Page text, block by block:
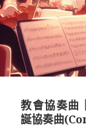
教會協奏曲
誕協奏曲